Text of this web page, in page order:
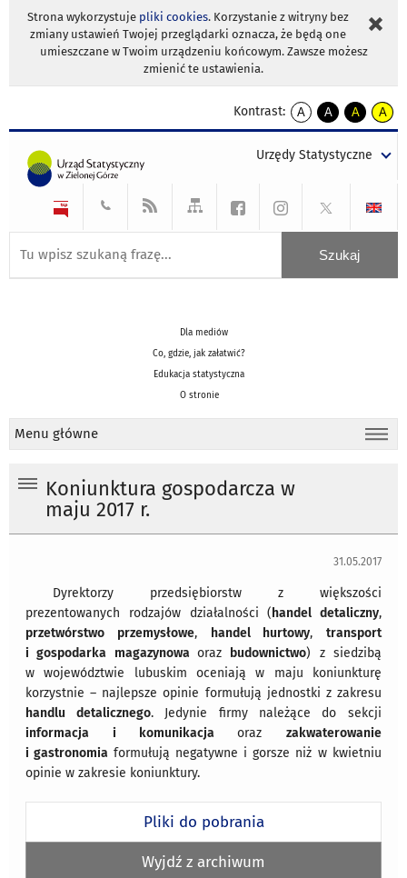
Strona wykorzystuje pliki cookies. Korzystanie z witryny bez
zmiany ustawień Twojej przeglądarki oznacza, że będą one
umieszczane w Twoim urządzeniu końcowym. Zawsze możesz
zmienić te ustawienia.
Kontrast:
A
kontrast
A
kontrast
tekst
czarnym
A
kontrast
tekst
czarnym
A
tekst
żółtym
Urzędy Statystyczne
Dla mediów
Co, gdzie, jak załatwić?
Edukacja statystyczna
O stronie
Menu główne
Koniunktura gospodarcza w
maju 2017 r.
31.05.2017
Dyrektorzy przedsiębiorstw z większości
prezentowanych rodzajów działalności (handel detaliczny,
przetwórstwo przemysłowe, handel hurtowy, transport
i gospodarka magazynowa oraz budownictwo) z siedzibą
w województwie lubuskim oceniają w maju koniunkturę
korzystnie – najlepsze opinie formułują jednostki z zakresu
handlu detalicznego. Jedynie firmy należące do sekcji
informacja i komunikacjaoraz zakwaterowanie
i gastronomia formułują negatywne i gorsze niż w kwietniu
opinie w zakresie koniunktury.
Pliki do pobrania
Wyjdź z archiwum